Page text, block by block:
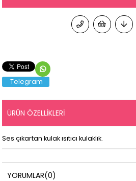
Telegram
ÜRÜN ÖZELLIKLERI
Ses çıkartan kulak ısıtıcı kulaklık.
YORUMLAR(0)